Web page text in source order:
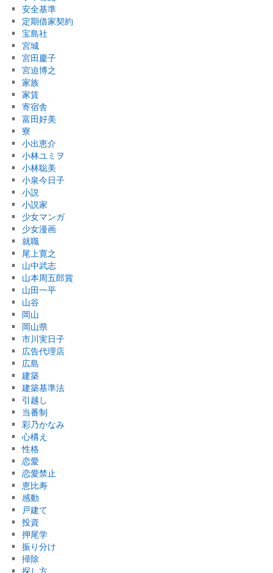
安全基準
定期借家契約
宝島社
宮城
宮田慶子
宮迫博之
家族
家賃
寄宿舎
富田好美
寮
小出恵介
小林ユミヲ
小林聡美
小泉今日子
小説
小説家
少女マンガ
少女漫画
就職
尾上寛之
山中武志
山本周五郎賞
山田一平
山谷
岡山
岡山県
市川実日子
広告代理店
広島
建築
建築基準法
引越し
当番制
彩乃かなみ
心構え
性格
恋愛
恋愛禁止
恵比寿
感動
戸建て
投資
押尾学
振り分け
掃除